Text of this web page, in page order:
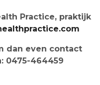
Practice, praktijk
dan even contact
0475-464459